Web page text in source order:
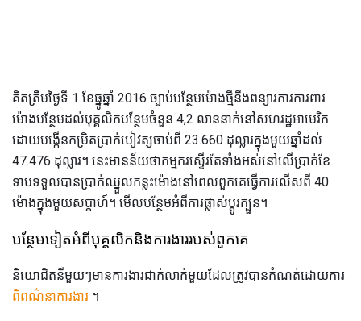
គិតត្រឹមថ្ងៃទី 1 ខែធ្នូឆ្នាំ 2016 ច្បាប់បន្ថែមម៉ោងថ្មីនឹងពន្យារការការពារ
ម៉ោងបន្ថែមដល់បុគ្គលិកបន្ថែមចំនួន 4,2 លាននាក់នៅសហរដ្ឋអាមេរិក
ដោយបង្កើនកម្រិតប្រាក់បៀវត្សចាប់ពី 23.660 ដុល្លារក្នុងមួយឆ្នាំដល់
47.476 ដុល្លារ។ នេះមានន័យថាកម្មករស្ទើរតែទាំងអស់នៅលើប្រាក់ខែ
ទាបទទួលបានប្រាក់ឈ្នួលកន្លះម៉ោងនៅពេលពួកគេធ្វើការលើសពី 40
ម៉ោងក្នុងមួយសប្តាហ៍។ មើលបន្ថែមអំពីការផ្លាស់ប្តូរក្បួន។
បន្ថែមទៀតអំពីបុគ្គលិកនិងការងាររបស់ពួកគេ
និយោជិតនីមួយៗមានការងារជាក់លាក់មួយដែលត្រូវបានកំណត់ដោយការ
ពិពណ៌នាការងារ ។